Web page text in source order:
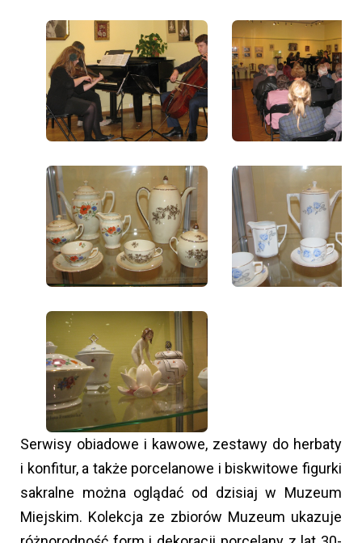
Serwisy obiadowe i kawowe, zestawy do herbaty
i konfitur, a także porcelanowe i biskwitowe figurki
sakralne można oglądać od dzisiaj w Muzeum
Miejskim. Kolekcja ze zbiorów Muzeum ukazuje